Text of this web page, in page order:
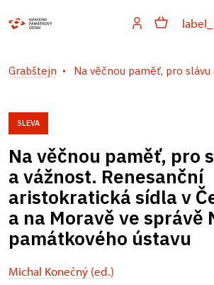
Grabštejn Na věčnou paměť, pro slávu
SLEVA
Na věčnou paměť, pro
a vážnost. Renesanční
aristokratická sídla v
a na Moravě ve správě
památkového ústavu
Michal Konečný (ed.)